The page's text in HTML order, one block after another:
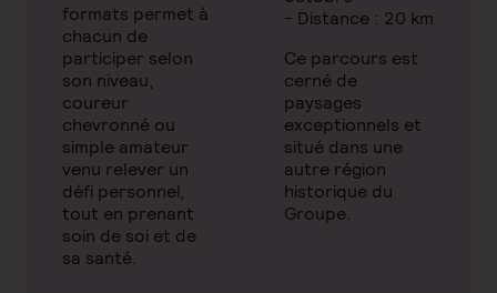
formats permet à
chacun de
participer selon
son niveau,
coureur
chevronné ou
simple amateur
venu relever un
défi personnel,
tout en prenant
soin de soi et de
sa santé.
- Distance : 20 km
Ce parcours est
cerné de
paysages
exceptionnels et
situé dans une
autre région
historique du
Groupe.